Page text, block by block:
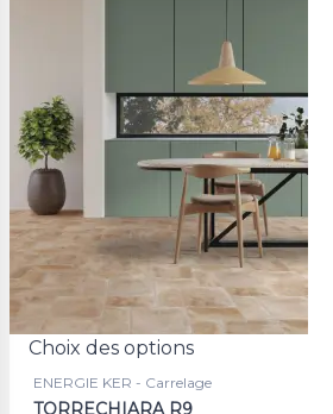
Choix des options
ENERGIE KER - Carrelage
TORRECHIARA R9